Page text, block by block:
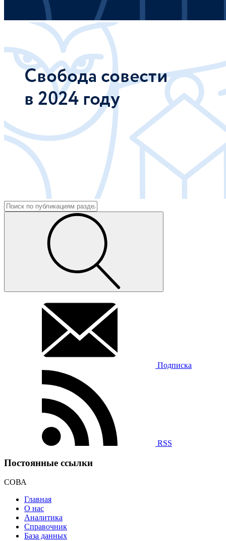
Подписка
RSS
Постоянные ссылки
СОВА
Главная
О нас
Аналитика
Справочник
База данных